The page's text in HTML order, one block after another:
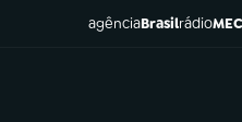
agênciaBrasilrádioMEC